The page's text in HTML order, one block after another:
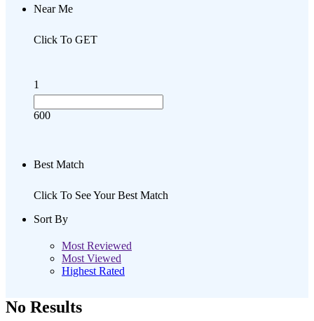
Near Me
Click To GET
1
600
Best Match
Click To See Your Best Match
Sort By
Most Reviewed
Most Viewed
Highest Rated
No Results